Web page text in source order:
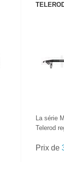
La série
Telerod
Prix de